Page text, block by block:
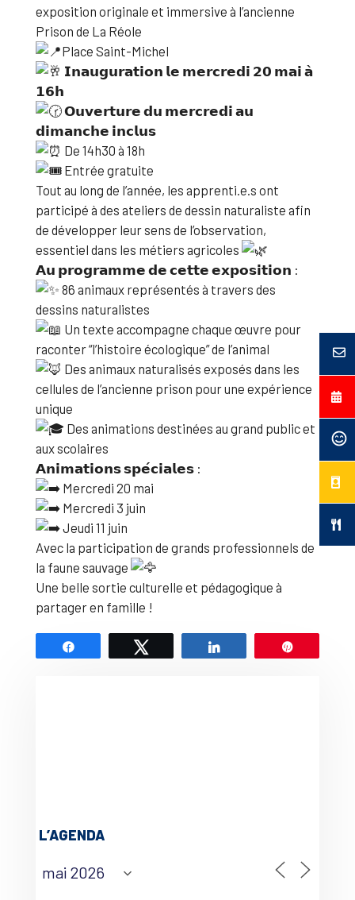
exposition originale et immersive à l’ancienne
Prison de La Réole
Place Saint-Michel
𝗜𝗻𝗮𝘂𝗴𝘂𝗿𝗮𝘁𝗶𝗼𝗻 𝗹𝗲 𝗺𝗲𝗿𝗰𝗿𝗲𝗱𝗶 𝟮𝟬 𝗺𝗮𝗶 𝗮̀
𝟭𝟲𝗵
𝗢𝘂𝘃𝗲𝗿𝘁𝘂𝗿𝗲 𝗱𝘂 𝗺𝗲𝗿𝗰𝗿𝗲𝗱𝗶 𝗮𝘂
𝗱𝗶𝗺𝗮𝗻𝗰𝗵𝗲 𝗶𝗻𝗰𝗹𝘂𝘀
De 14h30 à 18h
Entrée gratuite
Tout au long de l’année, les apprenti.e.s ont
participé à des ateliers de dessin naturaliste afin
de développer leur sens de l’observation,
essentiel dans les métiers agricoles
𝗔𝘂 𝗽𝗿𝗼𝗴𝗿𝗮𝗺𝗺𝗲 𝗱𝗲 𝗰𝗲𝘁𝘁𝗲 𝗲𝘅𝗽𝗼𝘀𝗶𝘁𝗶𝗼𝗻 :
86 animaux représentés à travers des
dessins naturalistes
Un texte accompagne chaque œuvre pour
raconter “l’histoire écologique” de l’animal
Des animaux naturalisés exposés dans les
cellules de l’ancienne prison pour une expérience
unique
Des animations destinées au grand public et
aux scolaires
𝗔𝗻𝗶𝗺𝗮𝘁𝗶𝗼𝗻𝘀 𝘀𝗽𝗲́𝗰𝗶𝗮𝗹𝗲𝘀 :
Mercredi 20 mai
Mercredi 3 juin
Jeudi 11 juin
Avec la participation de grands professionnels de
la faune sauvage
Une belle sortie culturelle et pédagogique à
partager en famille !
L’AGENDA